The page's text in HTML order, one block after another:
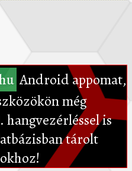
Android appomat,
még
hangvezérléssel is
tárolt